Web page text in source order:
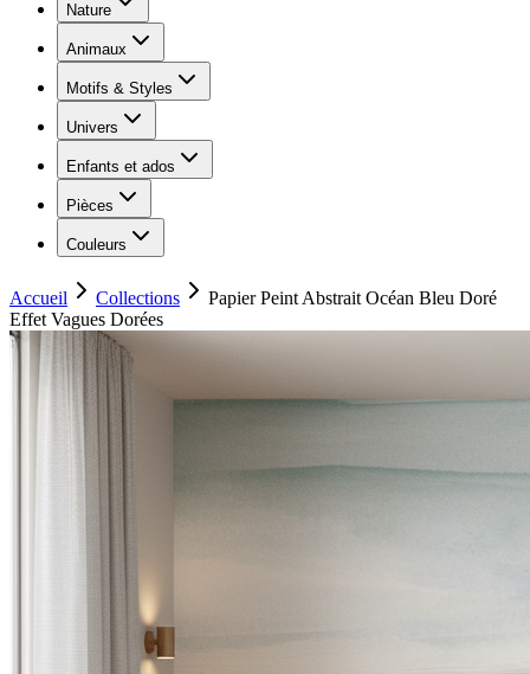
Nature
Animaux
Motifs & Styles
Univers
Enfants et ados
Pièces
Couleurs
Accueil Collections
Papier Peint Abstrait Océan Bleu Doré
Effet Vagues Dorées